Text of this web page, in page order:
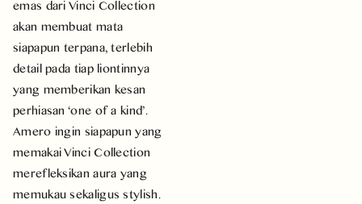
emas dari Vinci Collection
akan membuat mata
siapapun terpana, terlebih
detail pada tiap liontinnya
yang memberikan kesan
perhiasan ‘one of a kind’.
Amero ingin siapapun yang
memakai Vinci Collection
merefleksikan aura yang
memukau sekaligus stylish.